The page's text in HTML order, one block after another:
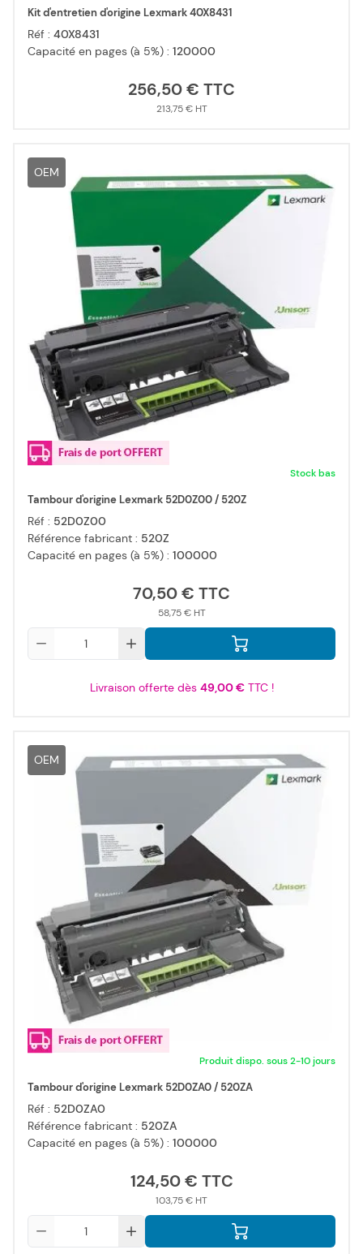
Kit d'entretien d'origine Lexmark 40X8431
Réf : 40X8431
Capacité en pages (à 5%) : 120000
256,50 €
213,75 €
OEM
Stock bas
Tambour d'origine Lexmark 52D0Z00 / 520Z
Réf : 52D0Z00
Référence fabricant : 520Z
Capacité en pages (à 5%) : 100000
70,50 €
58,75 €
Livraison offerte dès 49,00 €TTC !
OEM
Produit dispo. sous 2-10 jours
Tambour d'origine Lexmark 52D0ZA0 / 520ZA
Réf : 52D0ZA0
Référence fabricant : 520ZA
Capacité en pages (à 5%) : 100000
124,50 €
103,75 €